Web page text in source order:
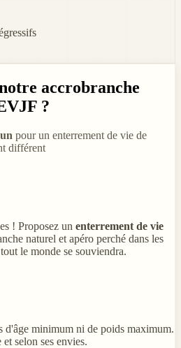
accrobranche
?
pour un enterrement de vie de
différent
! Proposez un enterrement de vie
naturel et apéro perché dans les
le monde se souviendra.
d'âge minimum ni de poids maximum.
selon ses envies.